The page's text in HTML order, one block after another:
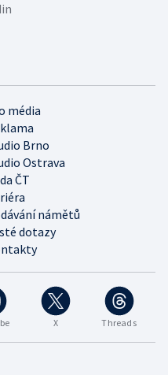
X Threads
média
Brno
Ostrava
ČT
námětů
dotazy